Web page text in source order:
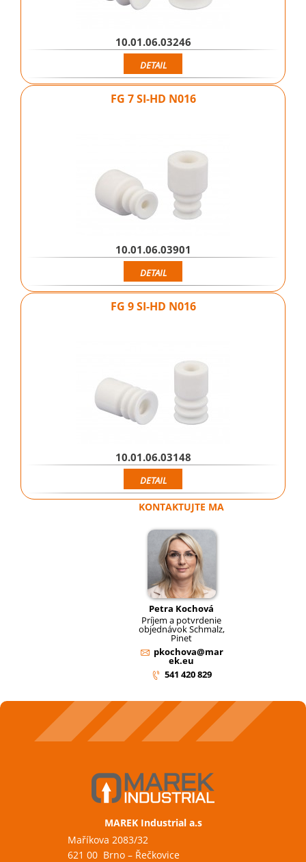
10.01.06.03246
DETAIL
FG 7 SI-HD N016
10.01.06.03901
DETAIL
FG 9 SI-HD N016
10.01.06.03148
DETAIL
KONTAKTUJTE MA
Petra Kochová
Príjem a potvrdenie
objednávok Schmalz,
Pinet
pkochova@mar
ek.eu
541 420 829
MAREK Industrial a.s
Maříkova 2083/32
621 00 Brno – Řečkovice